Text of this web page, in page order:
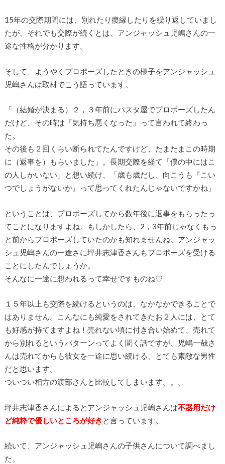
15年の交際期間には、別れたり復縁したりを繰り返していまし
たが、それでも交際が続くとは、アンジャッシュ児嶋さんの一
途な性格が分かります。
そして、ようやくプロポーズしたときの様子をアンジャッシュ
児嶋さんは取材でこう語っています。
「（結婚が決まる）２，３年前にパスタ屋でプロポーズしたん
だけど、その時は『気持ち悪くなった』って言われて終わっ
た。
その後も２回くらい断られてたんですけど、たまたまこの時期
に（返事を）もらいました」。長期交際を経て「僕の中にはこ
の人しかいない」と想い続け、「歳も歳だし、向こうも『こい
つでしょうがないか』って思ってくれたんじゃないですかね」
ということは、プロポーズしてから数年後に返事をもらったっ
てことになりますよね。もしかしたら、2，3年前じゃなくもっ
と前からプロポーズしていたのかも知れませんね。アンジャッ
シュ児嶋さんの一途さに坪井志津香さんもプロポーズを受ける
ことにしたんでしょうか。
そんなに一途に想われるって幸せですものね♡
１５年以上も交際を続けるというのは、なかなかできることで
はありません。こんなにも純愛をされてきたお２人には、とて
も好感が持てますよね！売れない頃に付き合い始めて、売れて
から別れるというパターンってよく聞く話ですが、児嶋一哉さ
んは売れてからも彼女を一途に思い続ける、とても素敵な男性
だと思います。
ついつい相方の渡部さんと比較してしまいます。。。
坪井志津香さんによるとアンジャッシュ児嶋さんは不器用だけ
ど純粋で優しいところが好き と言っています。
続いて、アンジャッシュ児嶋さんの子供さんについて調べまし
た。